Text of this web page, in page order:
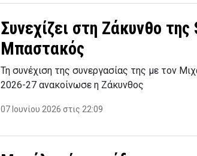
Συνεχίζει στη Ζάκυνθο
Μπαστακός
Τη συνέχιση της συνεργασίας της με τον
2026-27 ανακοίνωσε η Ζάκυνθος
07 Ιουνίου 2026 στις 22:09